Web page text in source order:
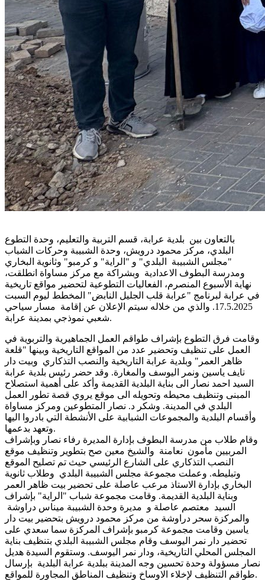
بالتعاون بين بلدية عرابة، قسم التربية والتعليم، وحدة التطوع
البلدي، مركز محمود درويش، وحدة الشبيبة وحركات الشباب
"مجلس الشبيبة البلدي" و "الراية" و كرمبو" وثانوية البخاري
ومدرسة البطوف الاعدادية وبشراكة مع مركز مساواة انطلقت،
نهاية الأسبوع المنصرم، الفعاليات التطوعية لتحضير مواقع تاريخية
في عرابة لبرنامج "عرابة قلب الجليل النابض" المخطط ليوم السبت
17.5.2025. والذي من خلاله سيتم الإعلان عن إقامة مسار سياحي
شعبي نموذجي بمدينة عرابة.
وقامت فرق التطوع بإشراف طواقم العمل الجماهيرية والتربوية في
العمل على تنظيف وتحضير عدد من المواقع التاريخية وبينها "قلعة
ظاهر العمر" وبلدية عرابة التاريخية والنصب التذكاري وبيت دار
نايف ياسين ونمر اليوسف والمغارة. وقد حضر رئيس بلدية عرابة
السيد احمد نصار الى بناية البلدية القديمة وأكد على أهمية استصلاح
المبنى وتنظيف محيطه وتحويله الى موقع يروي قصة تطور العمل
البلدي في المدينة. وشكر د. نصار المتطوعين ومركز مساواة
وأقسام البلدية والمجموعات الشبابية على الأنشطة التي بادروا اليها
وتعهد بدعمها.
وقام طلاب من مدرسة البطوف بإدارة المديرة رفاء نصار وبإشراف
المربيين مأمون نعامنة والشيخ معين صح بتطوير وتنظيف موقع
النصب التذكاري على الشارع الرئيسي حيث تم تصليح الموقع
وتبليطه. وعملت مجموعة مجلس الشبيبة البلدي وطلاب ثانوية
البخاري بإدارة الاستاذ مرعب عاصلة على تحضير بيت ظاهر العمر
وبناية البلدية القديمة. وقامت مجموعة شباب "الراية" بإشراف
السيد معتصم عاصلة و مديرة وحدة الشبيبة ميناس دراوشة
والمركزة سحر دراوشة من مركز محمود درويش بتحضير بيت دار
ياسين وقامت مجموعة كرمبو بإشراف المركزة سما سعدي على
تحضير دار نمر اليوسف وقام مجلس الشبيبة البلدي بتنظيف بناية
المجلس المحلي التاريخية، ودار نمر اليوسف. وستقوم السيدة هديل
نصار مسؤولة وحدة تحسين وجه المدينة ببلدية عرابة البلدية بإرسال
طواقم التنظيف لإخلاء الاوساخ وتنظيف المناطق المجاورة للمواقع.